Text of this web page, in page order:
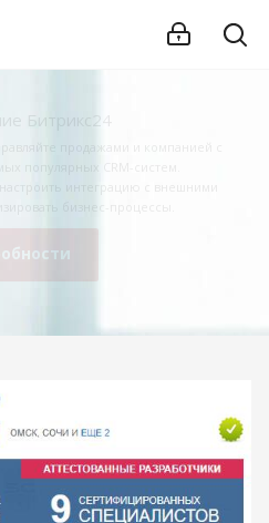
Битрикс24
интеграцию с внешними